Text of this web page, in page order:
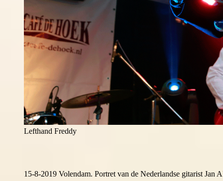
Lefthand Freddy
15-8-2019 Volendam. Portret van de Nederlandse gitarist Jan